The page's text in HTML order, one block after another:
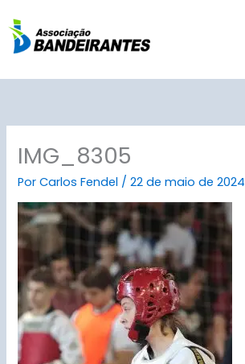
para
IMG_8305
PorCarlos Fendel /22 de maio de 2024